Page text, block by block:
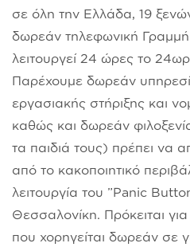
σε όλη την Ελλάδα, 19
δωρεάν τηλεφωνική
λειτουργεί 24 ώρες το
Παρέχουμε δωρεάν
εργασιακής στήριξης και
καθώς και δωρεάν
τα παιδιά τους) πρέπει να
από το κακοποιητικό
λειτουργία του ”Panic
Θεσσαλονίκη. Πρόκειται
που χορηγείται δωρεάν σε